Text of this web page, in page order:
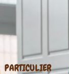
PARTICULIER